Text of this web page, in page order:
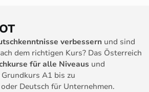
verbessern und sind
dem richtigen Kurs? Das Österreich
für alle Niveaus und
A1 bis zu
Deutsch für Unternehmen.